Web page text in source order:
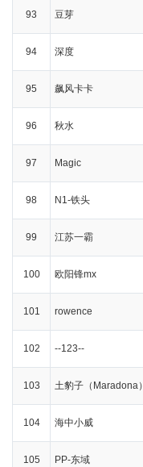
93 豆芽
94 深度
95 飙风卡卡
96 秋水
97 Magic
98 N1-铁头
99 江苏一霸
100 欧阳锋mx
101 rowence
102 --123--
103 土豹子（Maradona）
104 海中小威
105 PP-东域